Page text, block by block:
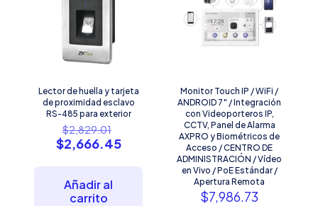
Lector de huella y tarjeta
de proximidad esclavo
RS-485 para exterior
$2,829.01
precio
$2,666.45El
Añadir al
carrito
Monitor Touch IP / WiFi /
ANDROID 7″ / Integración
con Videoporteros IP,
CCTV, Panel de Alarma
AXPRO y Biométricos de
Acceso / CENTRO DE
ADMINISTRACIÓN / Vídeo
en Vivo / PoE Estándar /
Apertura Remota
$7,986.73